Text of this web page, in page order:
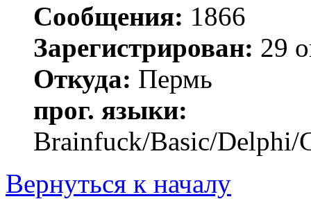
Сообщения: 1866
Зарегистрирован: 29
Откуда: Пермь
прог. языки:
Brainfuck/Basic/Delphi/
Вернуться к началу